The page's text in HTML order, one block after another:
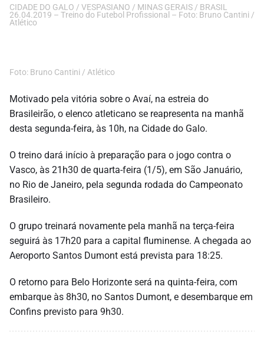
CIDADE DO GALO / VESPASIANO / MINAS GERAIS / BRASIL
26.04.2019 – Treino do Futebol Profissional – Foto: Bruno Cantini /
Atlético
Foto: Bruno Cantini / Atlético
Motivado pela vitória sobre o Avaí, na estreia do
Brasileirão, o elenco atleticano se reapresenta na manhã
desta segunda-feira, às 10h, na Cidade do Galo.
O treino dará início à preparação para o jogo contra o
Vasco, às 21h30 de quarta-feira (1/5), em São Januário,
no Rio de Janeiro, pela segunda rodada do Campeonato
Brasileiro.
O grupo treinará novamente pela manhã na terça-feira
seguirá às 17h20 para a capital fluminense. A chegada ao
Aeroporto Santos Dumont está prevista para 18:25.
O retorno para Belo Horizonte será na quinta-feira, com
embarque às 8h30, no Santos Dumont, e desembarque em
Confins previsto para 9h30.